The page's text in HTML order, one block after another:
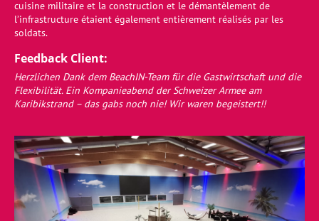
cuisine militaire et la construction et le démantèlement de
l’infrastructure étaient également entièrement réalisés par les
soldats.
Feedback Client:
Herzlichen Dank dem BeachIN-Team für die Gastwirtschaft und die
Flexibilität. Ein Kompanieabend der Schweizer Armee am
Karibikstrand – das gabs noch nie! Wir waren begeistert!!